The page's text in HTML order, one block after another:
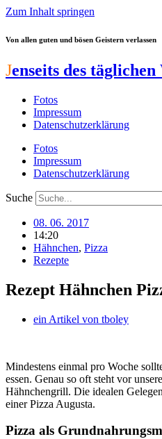
Zum Inhalt springen
Von allen guten und bösen Geistern verlassen
Jenseits des täglichen
Fotos
Impressum
Datenschutzerklärung
Fotos
Impressum
Datenschutzerklärung
Suche
08. 06. 2017
14:20
Hähnchen, Pizza
Rezepte
Rezept Hähnchen
ein Artikel von tboley
Mindestens einmal pro Woche
essen. Genau so oft steht vor
Hähnchengrill. Die idealen
einer Pizza Augusta.
Pizza als